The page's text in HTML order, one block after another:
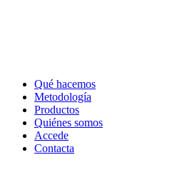
Qué hacemos
Metodología
Productos
Quiénes somos
Accede
Contacta